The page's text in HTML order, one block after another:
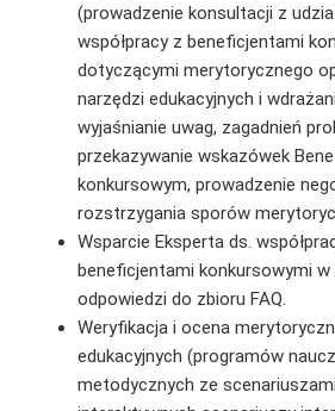
(prowadzenie konsultacji z
współpracy z beneficjentami
dotyczącymi merytorycznego
narzędzi edukacyjnych i
wyjaśnianie uwag, zagadnień
przekazywanie wskazówek
konkursowym, prowadzenie
rozstrzygania sporów
Wsparcie Eksperta ds.
beneficjentami konkursowymi w
odpowiedzi do zbioru FAQ.
Weryfikacja i ocena
edukacyjnych (programów
metodycznych ze